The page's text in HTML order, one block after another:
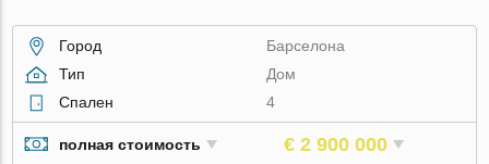
Город
Барселона
Тип
Дом
Спален
4
полная стоимость € 2 900 000